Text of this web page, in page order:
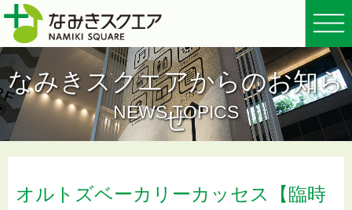
なみきスクエアからのお知ら
せ
NEWS TOPICS
オルトズベーカリーカッセス【臨時